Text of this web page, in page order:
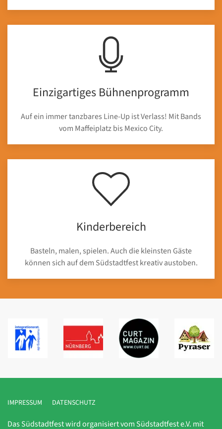
Einzigartiges Bühnenprogramm
Auf ein immer tanzbares Line-Up ist Verlass! Mit Bands
vom Maffeiplatz bis Mexico City.
Kinderbereich
Basteln, malen, spielen. Auch die kleinsten Gäste
können sich auf dem Südstadtfest kreativ austoben.
IMPRESSUM DATENSCHUTZ
Das Südstadtfest wird organisiert vom Südstadtfest e.V. mit